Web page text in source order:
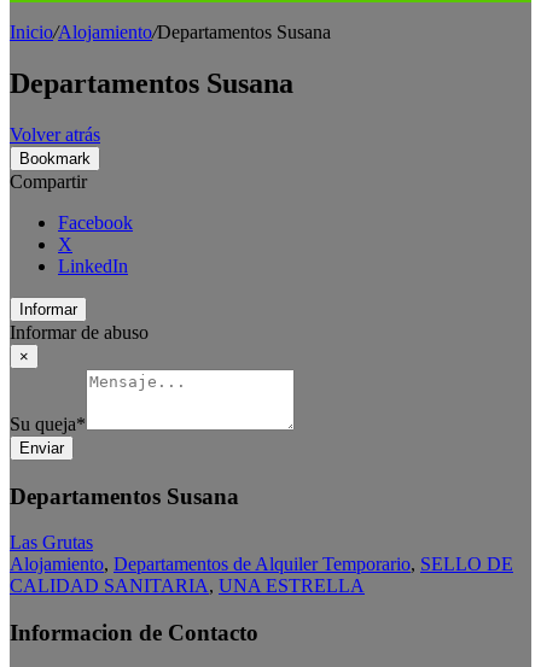
Inicio/Alojamiento/Departamentos Susana
Departamentos Susana
Volver atrás
Bookmark
Compartir
Facebook
X
LinkedIn
Informar
Informar de abuso
×
Su queja*
Enviar
Departamentos Susana
Las Grutas
Alojamiento, Departamentos de Alquiler Temporario, SELLO DE
CALIDAD SANITARIA, UNA ESTRELLA
Informacion de Contacto